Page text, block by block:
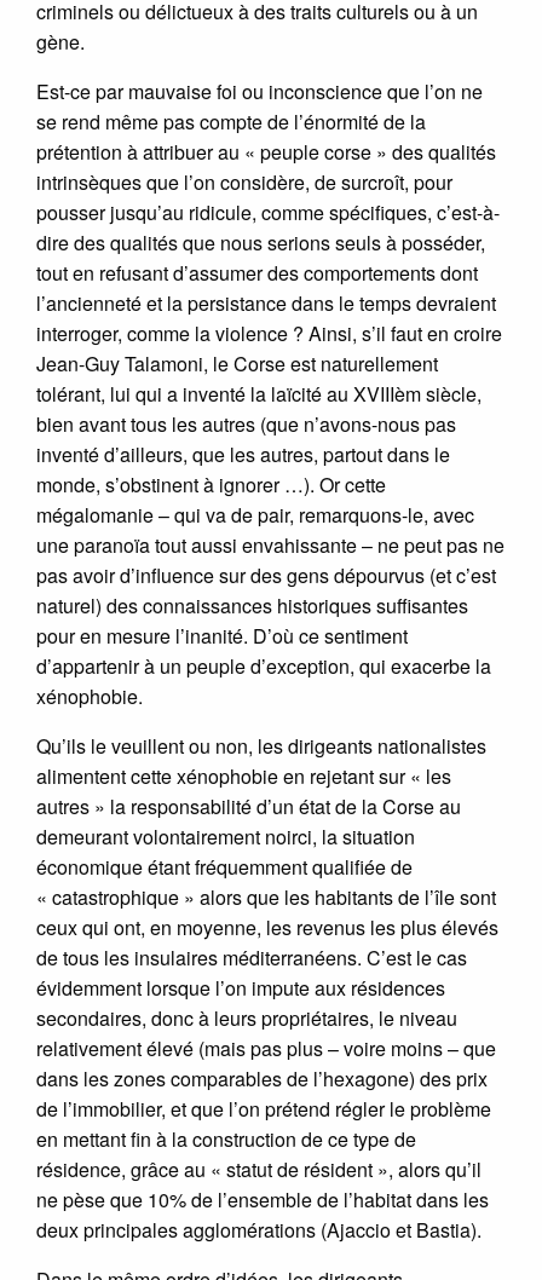
criminels ou délictueux à des traits culturels ou à un
gène.
Est-ce par mauvaise foi ou inconscience que l’on ne
se rend même pas compte de l’énormité de la
prétention à attribuer au « peuple corse » des qualités
intrinsèques que l’on considère, de surcroît, pour
pousser jusqu’au ridicule, comme spécifiques, c’est-à-
dire des qualités que nous serions seuls à posséder,
tout en refusant d’assumer des comportements dont
l’ancienneté et la persistance dans le temps devraient
interroger, comme la violence ? Ainsi, s’il faut en croire
Jean-Guy Talamoni, le Corse est naturellement
tolérant, lui qui a inventé la laïcité au XVIIIèm siècle,
bien avant tous les autres (que n’avons-nous pas
inventé d’ailleurs, que les autres, partout dans le
monde, s’obstinent à ignorer …). Or cette
mégalomanie – qui va de pair, remarquons-le, avec
une paranoïa tout aussi envahissante – ne peut pas ne
pas avoir d’influence sur des gens dépourvus (et c’est
naturel) des connaissances historiques suffisantes
pour en mesure l’inanité. D’où ce sentiment
d’appartenir à un peuple d’exception, qui exacerbe la
xénophobie.
Qu’ils le veuillent ou non, les dirigeants nationalistes
alimentent cette xénophobie en rejetant sur « les
autres » la responsabilité d’un état de la Corse au
demeurant volontairement noirci, la situation
économique étant fréquemment qualifiée de
« catastrophique » alors que les habitants de l’île sont
ceux qui ont, en moyenne, les revenus les plus élevés
de tous les insulaires méditerranéens. C’est le cas
évidemment lorsque l’on impute aux résidences
secondaires, donc à leurs propriétaires, le niveau
relativement élevé (mais pas plus – voire moins – que
dans les zones comparables de l’hexagone) des prix
de l’immobilier, et que l’on prétend régler le problème
en mettant fin à la construction de ce type de
résidence, grâce au « statut de résident », alors qu’il
ne pèse que 10% de l’ensemble de l’habitat dans les
deux principales agglomérations (Ajaccio et Bastia).